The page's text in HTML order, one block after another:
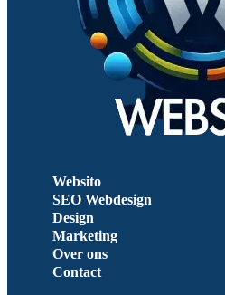
Websito
SEO Webdesign
Design
Marketing
Over ons
Contact